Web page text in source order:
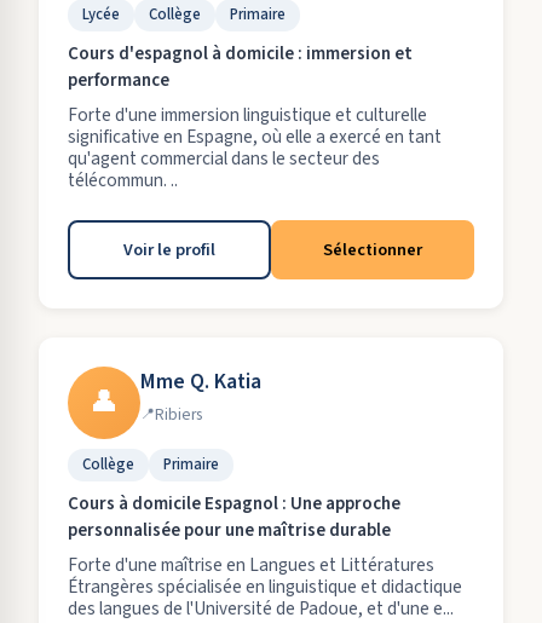
Lycée Collège Primaire
Cours d'espagnol à domicile : immersion et
performance
Forte d'une immersion linguistique et culturelle
significative en Espagne, où elle a exercé en tant
qu'agent commercial dans le secteur des
télécommun. ..
Voir le profil Sélectionner
👤 Mme Q. Katia
Ribiers
Collège Primaire
Cours à domicile Espagnol : Une approche
personnalisée pour une maîtrise durable
Forte d'une maîtrise en Langues et Littératures
Étrangères spécialisée en linguistique et didactique
des langues de l'Université de Padoue, et d'une e...